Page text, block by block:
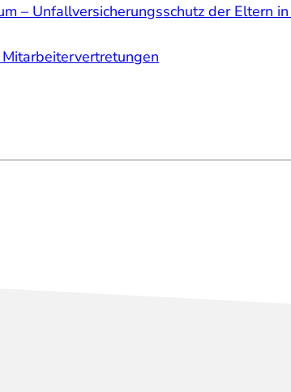
– Unfallversicherungsschutz der Eltern